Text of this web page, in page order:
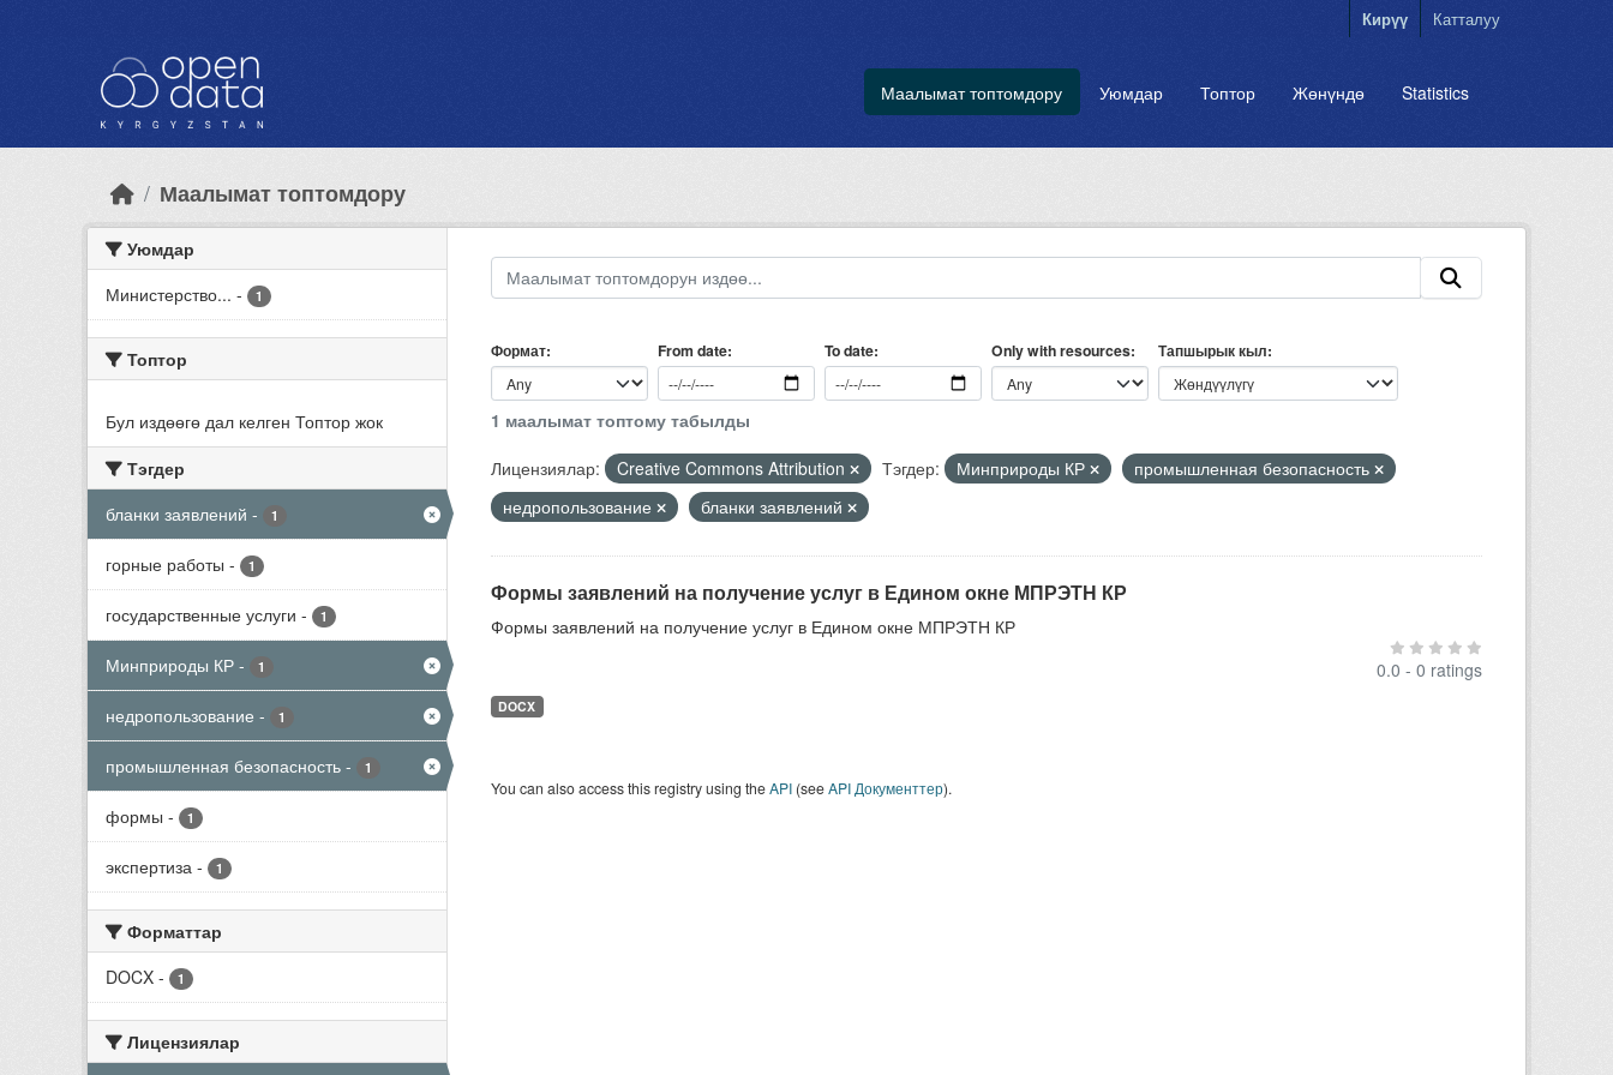
Кирүү Катталуу
Маалымат топтомдору Уюмдар Топтор Жөнүндө Statistics
Маалымат топтомдору
Уюмдар
Министерство... - 1
Топтор
Бул издөөгө дал келген Топтор жок
Тэгдер
бланки заявлений - 1
горные работы - 1
государственные услуги - 1
Минприроды КР - 1
недропользование - 1
промышленная безопасность - 1
формы - 1
экспертиза - 1
Форматтар
DOCX - 1
Лицензиялар
Формат From date To date Only with resources Тапшырык кыл
1 маалымат топтому табылды
Лицензиялар:
Creative Commons Attribution Тэгдер: Минприроды КР
промышленная безопасность
недропользование
бланки заявлений
Формы заявлений на получение услуг в Едином окне МПРЭТН КР
Формы заявлений на получение услуг в Едином окне МПРЭТН КР
0.0 - 0 ratings
DOCX
You can also access this registry using theAPI(seeAPI Документтер).